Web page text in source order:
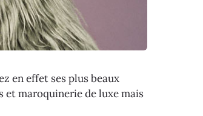
en effet ses plus beaux
et maroquinerie de luxe mais